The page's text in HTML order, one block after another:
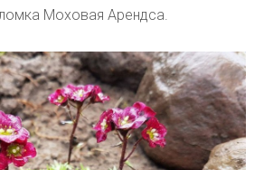
Моховая Арендса.